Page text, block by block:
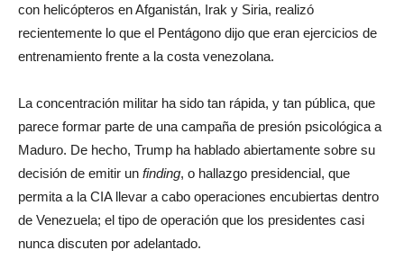
con helicópteros en Afganistán, Irak y Siria, realizó
recientemente lo que el Pentágono dijo que eran ejercicios de
entrenamiento frente a la costa venezolana.
La concentración militar ha sido tan rápida, y tan pública, que
parece formar parte de una campaña de presión psicológica a
Maduro. De hecho, Trump ha hablado abiertamente sobre su
decisión de emitir un finding, o hallazgo presidencial, que
permita a la CIA llevar a cabo operaciones encubiertas dentro
de Venezuela; el tipo de operación que los presidentes casi
nunca discuten por adelantado.